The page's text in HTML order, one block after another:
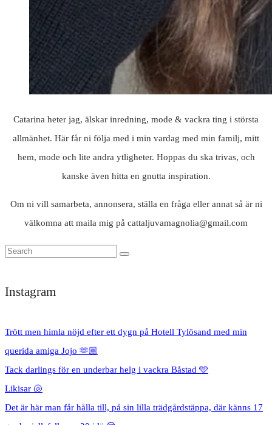
Catarina heter jag, älskar inredning, mode & vackra ting i största
allmänhet. Här får ni följa med i min vardag med min familj, mitt
hem, mode och lite andra ytligheter. Hoppas du ska trivas, och
kanske även hitta en gnutta inspiration.
Om ni vill samarbeta, annonsera, ställa en fråga eller annat så är ni
välkomna att maila mig på cattaljuvamagnolia@gmail.com
Instagram
Trött men himla nöjd efter ett dygn på Hotell Tylösand med min
querida amiga Jojo 🫶🏼
Tack darlings för en underbar helg i vackra Båstad 🩵
Likisar 🐚
Det är här man får hålla till, på sin lilla trädgårdstäppa, där känns 17